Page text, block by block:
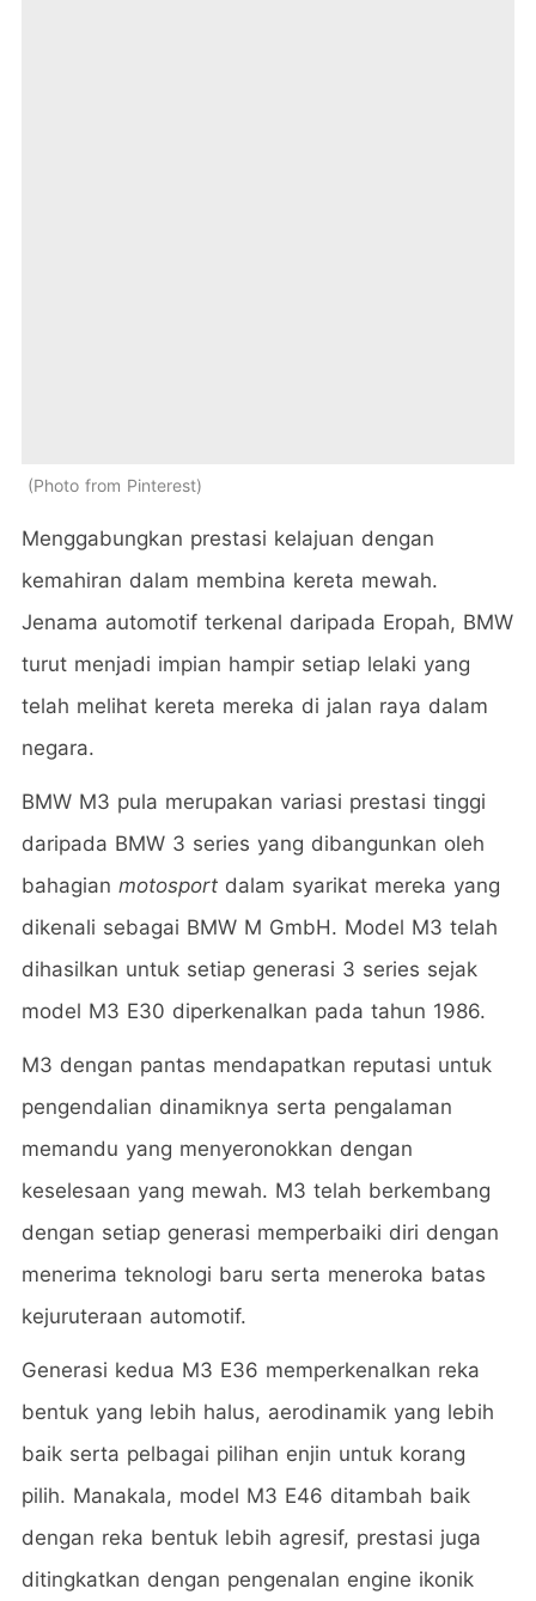
Photo from Pinterest
Menggabungkan prestasi kelajuan dengan
kemahiran dalam membina kereta mewah.
Jenama automotif terkenal daripada Eropah, BMW
turut menjadi impian hampir setiap lelaki yang
telah melihat kereta mereka di jalan raya dalam
negara.
BMW M3 pula merupakan variasi prestasi tinggi
daripada BMW 3 series yang dibangunkan oleh
bahagian motosport dalam syarikat mereka yang
dikenali sebagai BMW M GmbH. Model M3 telah
dihasilkan untuk setiap generasi 3 series sejak
model M3 E30 diperkenalkan pada tahun 1986.
M3 dengan pantas mendapatkan reputasi untuk
pengendalian dinamiknya serta pengalaman
memandu yang menyeronokkan dengan
keselesaan yang mewah. M3 telah berkembang
dengan setiap generasi memperbaiki diri dengan
menerima teknologi baru serta meneroka batas
kejuruteraan automotif.
Generasi kedua M3 E36 memperkenalkan reka
bentuk yang lebih halus, aerodinamik yang lebih
baik serta pelbagai pilihan enjin untuk korang
pilih. Manakala, model M3 E46 ditambah baik
dengan reka bentuk lebih agresif, prestasi juga
ditingkatkan dengan pengenalan engine ikonik